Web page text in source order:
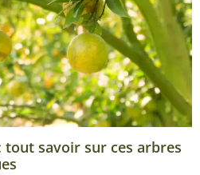
tout savoir sur ces arbres